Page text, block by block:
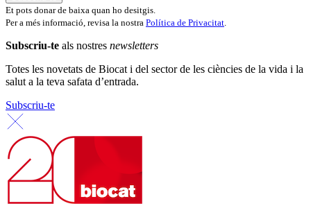
Et pots donar de baixa quan ho desitgis.
Per a més informació, revisa la nostra Política de Privacitat
Subscriu-te als nostres newsletters
Totes les novetats de Biocat i del sector de les ciències de la vida i la
salut a la teva safata d’entrada.
Subscriu-te